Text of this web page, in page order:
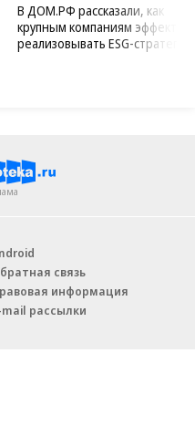
В ДОМ.РФ рассказали, как
крупным компаниям
реализовывать ESG-стратегию
связь
информация
mail рассылки